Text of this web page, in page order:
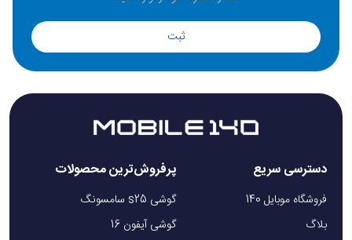
ثبت
دسترسی سریع
فروشگاه موبایل 140
بلاگ
پرفروش‌ترین محصولات
گوشی s25 سامسونگ
گوشی آیفون 16